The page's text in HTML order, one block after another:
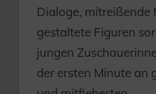
Dialoge, mitreißende
gestaltete Figuren
jungen
der ersten Minute an